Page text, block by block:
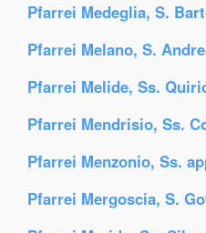
Pfarrei Medeglia, S.
Pfarrei Melano, S.
Pfarrei Melide, Ss.
Pfarrei Mendrisio, Ss.
Pfarrei Menzonio, Ss.
Pfarrei Mergoscia, S.